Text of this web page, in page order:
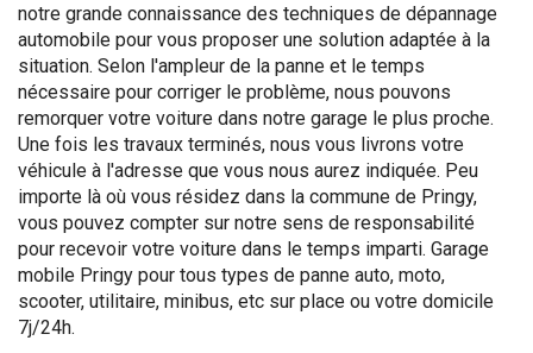
notre grande connaissance des techniques de dépannage
automobile pour vous proposer une solution adaptée à la
situation. Selon l'ampleur de la panne et le temps
nécessaire pour corriger le problème, nous pouvons
remorquer votre voiture dans notre garage le plus proche.
Une fois les travaux terminés, nous vous livrons votre
véhicule à l'adresse que vous nous aurez indiquée. Peu
importe là où vous résidez dans la commune de Pringy,
vous pouvez compter sur notre sens de responsabilité
pour recevoir votre voiture dans le temps imparti. Garage
mobile Pringy pour tous types de panne auto, moto,
scooter, utilitaire, minibus, etc sur place ou votre domicile
7j/24h.